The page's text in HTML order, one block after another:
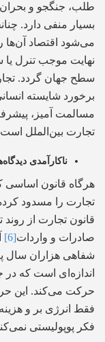
طلب، جنگجو و بحران
بسیار منفی دارد.
می‌شود اقتصاد آن‌ها
نهایت موجب تنرل
سطح جهان گردد.
برخورد شایسته
مسالمت آمیز،
تجارت بین‌الملل
ناکارآمدی
هرگاه قانون اساسی
تجارت را مسدود کرده
قانون تجارت از روند
صادرات و واردات[6]
شفاهی هزاران سال
اندازه‌ای است که
حرکت می‌کند. این
فقط انرژی بر و
فکر پوپولیستی